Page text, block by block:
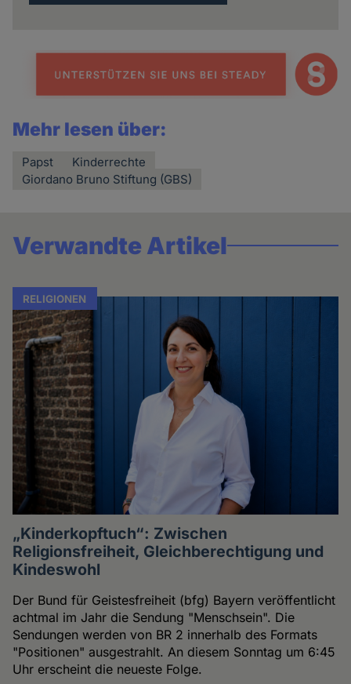
Mehr lesen über:
Papst
Kinderrechte
Giordano Bruno Stiftung (GBS)
Verwandte Artikel
RELIGIONEN
„Kinderkopftuch“: Zwischen
Religionsfreiheit, Gleichberechtigung und
Kindeswohl
Der Bund für Geistesfreiheit (bfg) Bayern veröffentlicht
achtmal im Jahr die Sendung "Menschsein". Die
Sendungen werden von BR 2 innerhalb des Formats
"Positionen" ausgestrahlt. An diesem Sonntag um 6:45
Uhr erscheint die neueste Folge.